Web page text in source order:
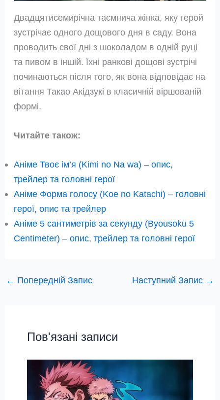
Двадцятисемирічна таємнича жінка, яку герой
зустрічає одного дощового дня в саду. Вона
проводить свої дні з шоколадом в одній руці
та пивом в іншій. Їхні ранкові дощові зустрічі
починаються після того, як вона відповідає на
вітання Такао Акідзукі в класичній віршованій
формі.
Читайте також:
Аніме Твоє ім’я (Kimi no Na wa) – опис,
трейлер та головні герої
Аніме Форма голосу (Koe no Katachi) – головні
герої, опис та трейлер
Аніме 5 сантиметрів за секунду (Byousoku 5
Centimeter) – опис, трейлер та головні герої
← Попередній Запис Наступний Запис →
Пов'язані записи